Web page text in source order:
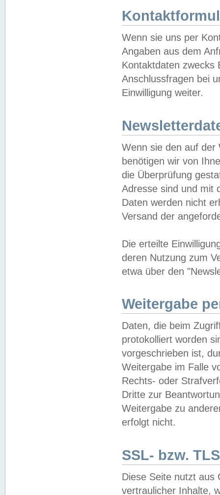
Wenn sie uns per
Angaben aus dem
Kontaktdaten zwecks
Anschlussfragen bei
Einwilligung weiter.
Wenn sie den auf der
benötigen wir von
die Überprüfung
Adresse sind und mit
Daten werden nicht
Versand der
Die erteilte
deren Nutzung zum
etwa über den
Weitergabe
Daten, die beim
protokolliert worden
vorgeschrieben ist,
Weitergabe im Falle
Rechts- oder
Dritte zur
Weitergabe zu
erfolgt nicht.
SSL- bzw.
Diese Seite nutzt aus
vertraulicher Inhalte,